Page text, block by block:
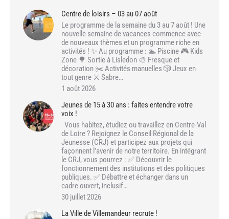
Centre de loisirs – 03 au 07 août
Le programme de la semaine du 3 au 7 août ! Une
nouvelle semaine de vacances commence avec
de nouveaux thèmes et un programme riche en
activités ! ✨ Au programme : 🏊 Piscine 🎮 Kids
Zone 🌳 Sortie à Lisledon 🎨 Fresque et
décoration ✂️ Activités manuelles 🎲 Jeux en
tout genre ⚔️ Sabre…
1 août 2026
Jeunes de 15 à 30 ans : faites entendre votre
voix !
Vous habitez, étudiez ou travaillez en Centre-Val
de Loire ? Rejoignez le Conseil Régional de la
Jeunesse (CRJ) et participez aux projets qui
façonnent l’avenir de notre territoire. En intégrant
le CRJ, vous pourrez : ✅ Découvrir le
fonctionnement des institutions et des politiques
publiques. ✅ Débattre et échanger dans un
cadre ouvert, inclusif…
30 juillet 2026
La Ville de Villemandeur recrute !